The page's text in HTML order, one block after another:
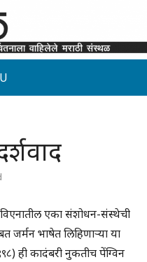
एका संशोधन-संस्थेची
जर्मन भाषेत लिहिणाऱ्या या
ही कादंबरी नुकतीच पेंग्विन